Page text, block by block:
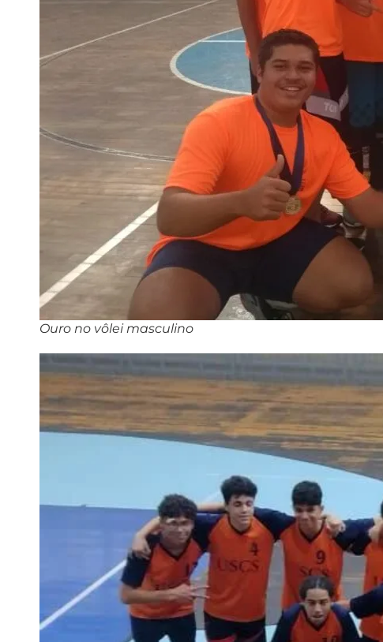
Ouro no vôlei masculino